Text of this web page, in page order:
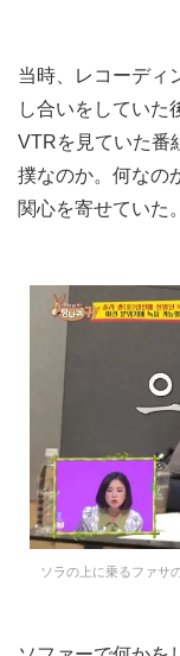
当時、レコーディ
し合いをしていた
VTRを見ていた番
撲なのか。何なの
関心を寄せていた。
ソラの上に乗るファサ